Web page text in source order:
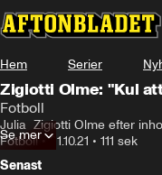
Hem Serier
Zigiotti Olme: "Kul
Fotboll
Julia  Zigiotti Olme efter
Fotboll•21.10.21 • 111 sek
Se mer
Senast